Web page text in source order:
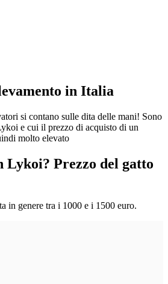
in Italia
si contano sulle dita delle mani! Sono
e cui il prezzo di acquisto di un
molto elevato
Lykoi? Prezzo del gatto
in genere tra i 1000 e i 1500 euro.